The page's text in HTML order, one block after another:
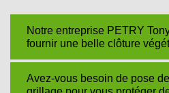
Notre entreprise PETRY
fournir une belle clôture
Avez-vous besoin de pose